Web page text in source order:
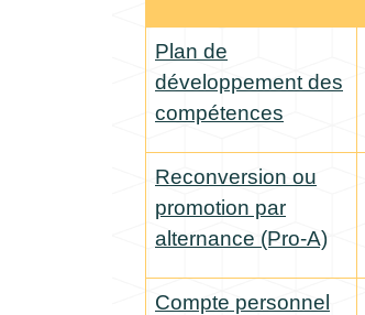
Plan de
développement des
compétences
Reconversion ou
promotion par
alternance (Pro-A)
Compte personnel